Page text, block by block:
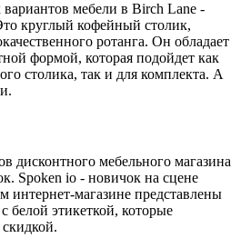
мебели в Birch Lane -
круглый кофейный столик,
ротанга. Он обладает
формой, которая подойдет как
столика, так и для комплекта. А
дисконтного мебельного магазина
Spoken io - новичок на сцене
интернет-магазине представлены
белой этикеткой, которые